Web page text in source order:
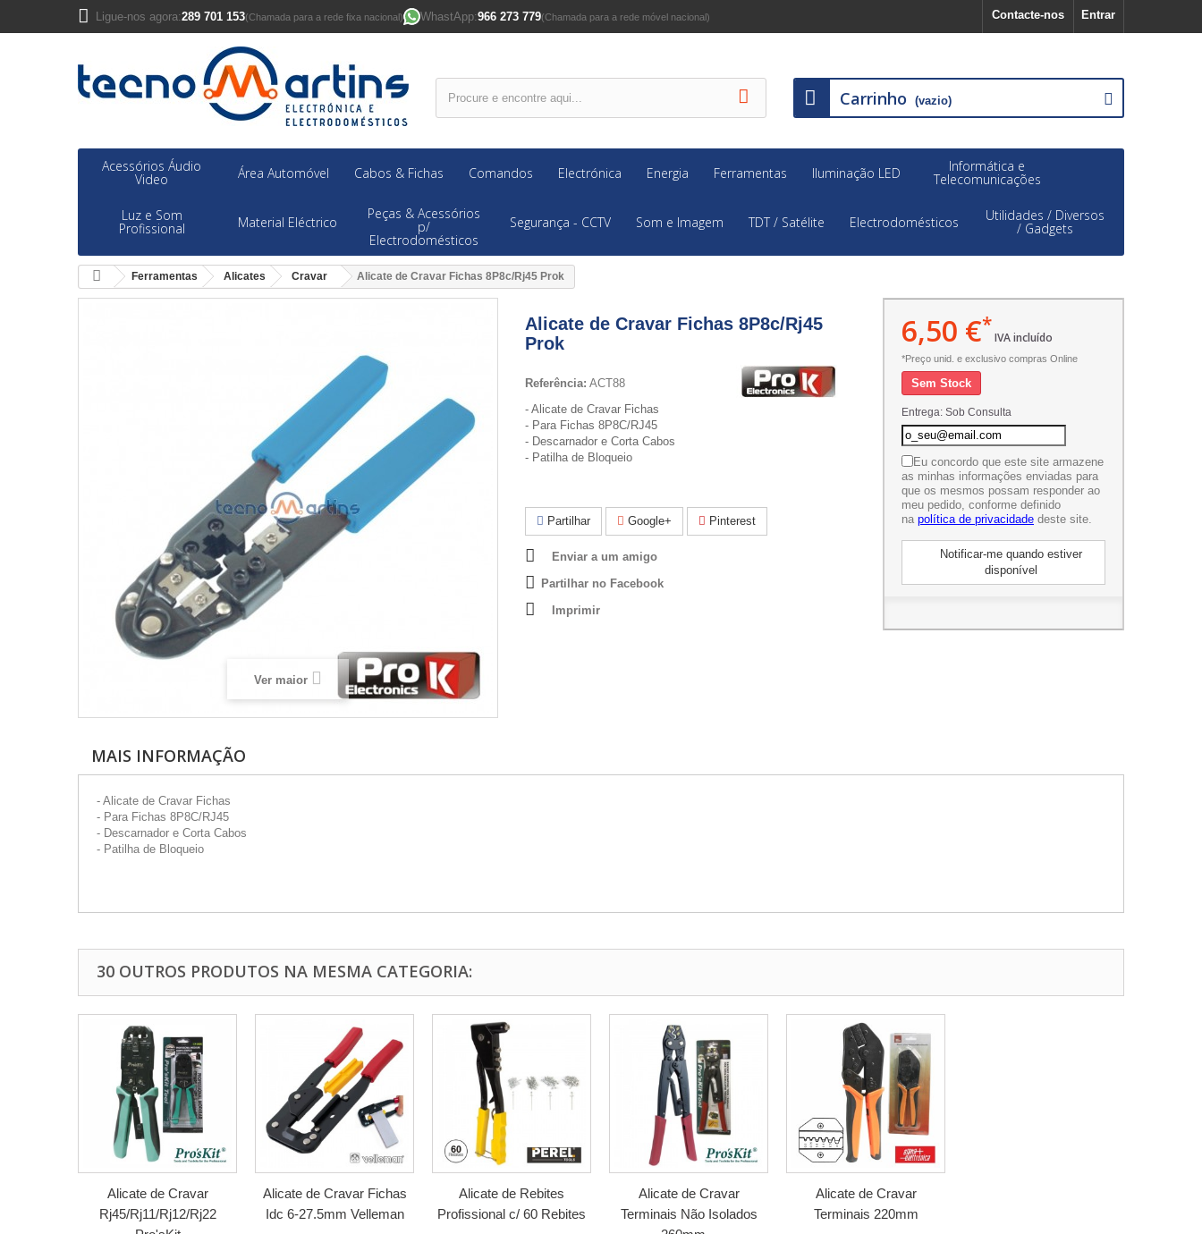
Entrar
Contacte-nos
Ligue-nos agora:289 701 153(Chamada para a rede fixa nacional) WhastApp:966 273 779(Chamada para a rede móvel nacional)
Carrinho (vazio)
Acessórios Áudio
Video Área Automóvel Cabos & Fichas Comandos Electrónica Energia Ferramentas Iluminação LED Informática e
Telecomunicações
Luz e Som
Profissional Material Eléctrico
Peças & Acessórios
p/
Electrodomésticos
Segurança - CCTV Som e Imagem TDT / Satélite Electrodomésticos Utilidades / Diversos
/ Gadgets
Ferramentas Alicates Cravar Alicate de Cravar Fichas 8P8c/Rj45 Prok
Ver maior
Alicate de Cravar Fichas 8P8c/Rj45
Prok
Referência: ACT88
- Alicate de Cravar Fichas
- Para Fichas 8P8C/RJ45
- Descarnador e Corta Cabos
- Patilha de Bloqueio
Partilhar Google+ Pinterest
Enviar a um amigo
Partilhar no Facebook
Imprimir
6,50 €*
IVA incluído
*Preço unid. e exclusivo compras Online
Sem Stock
Entrega: Sob Consulta
Eu concordo que este site armazene
as minhas informações enviadas para
que os mesmos possam responder ao
meu pedido, conforme definido
na política de privacidadedeste site.
Notificar-me quando estiver
disponível
MAIS INFORMAÇÃO
- Alicate de Cravar Fichas
- Para Fichas 8P8C/RJ45
- Descarnador e Corta Cabos
- Patilha de Bloqueio
30 OUTROS PRODUTOS NA MESMA CATEGORIA:
Alicate de Cravar
Rj45/Rj11/Rj12/Rj22
Alicate de Cravar Fichas
Idc 6-27.5mm Velleman
Alicate de Rebites
Profissional c/ 60 Rebites
Alicate de Cravar
Terminais Não Isolados
Alicate de Cravar
Terminais 220mm